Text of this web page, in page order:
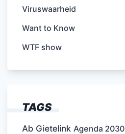
Viruswaarheid
Want to Know
WTF show
TAGS
Ab Gietelink Agenda 2030